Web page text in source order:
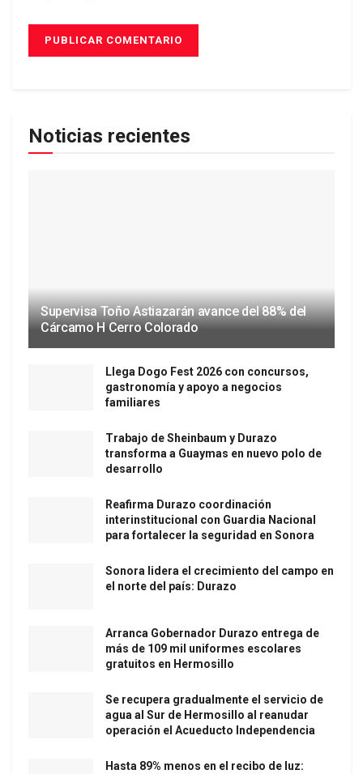
Noticias recientes
Supervisa Toño Astiazarán avance del 88% del
Cárcamo H Cerro Colorado
Llega Dogo Fest 2026 con concursos,
gastronomía y apoyo a negocios
familiares
Trabajo de Sheinbaum y Durazo
transforma a Guaymas en nuevo polo de
desarrollo
Reafirma Durazo coordinación
interinstitucional con Guardia Nacional
para fortalecer la seguridad en Sonora
Sonora lidera el crecimiento del campo en
el norte del país: Durazo
Arranca Gobernador Durazo entrega de
más de 109 mil uniformes escolares
gratuitos en Hermosillo
Se recupera gradualmente el servicio de
agua al Sur de Hermosillo al reanudar
operación el Acueducto Independencia
Hasta 89% menos en el recibo de luz: